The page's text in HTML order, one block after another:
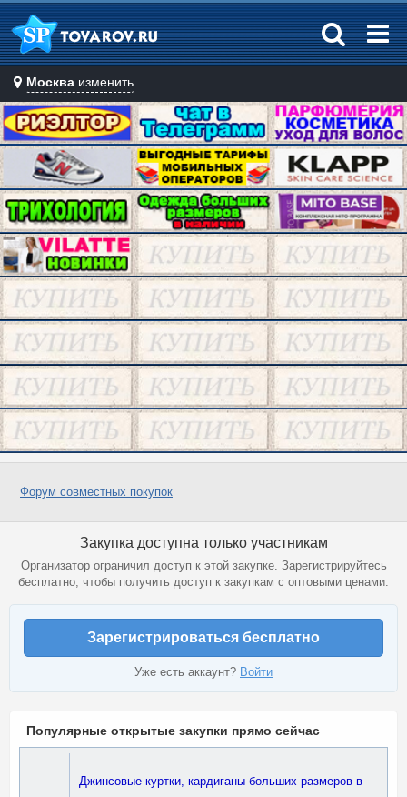
Москва изменить
Форум совместных покупок
Закупка доступна только участникам
Организатор ограничил доступ к этой закупке. Зарегистрируйтесь
бесплатно, чтобы получить доступ к закупкам с оптовыми ценами.
Зарегистрироваться бесплатно
Уже есть аккаунт? Войти
Популярные открытые закупки прямо сейчас
Джинсовые куртки, кардиганы больших размеров в